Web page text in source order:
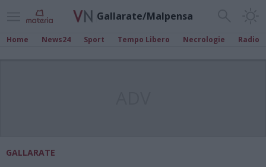
Gallarate/Malpensa
Home News24 Sport Tempo Libero Necrologie Radio
GALLARATE